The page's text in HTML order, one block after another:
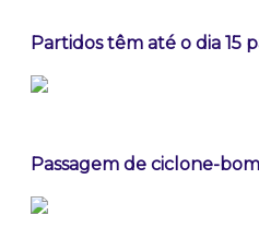
Partidos têm até o dia 15
Passagem de ciclone-